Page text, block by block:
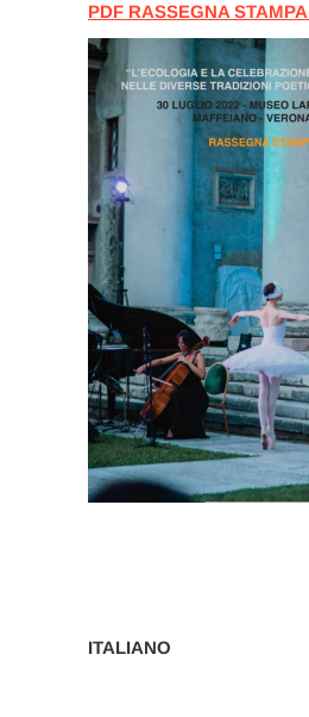
PDF RASSEGNA STAMPA
ITALIANO